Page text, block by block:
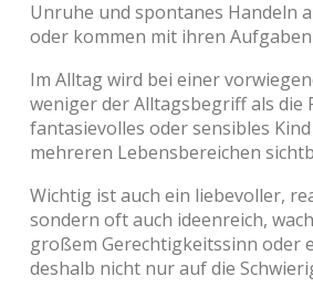
Unruhe und spontanes Handeln
oder kommen mit ihren
Im Alltag wird bei einer
weniger der Alltagsbegriff als die
fantasievolles oder sensibles
mehreren Lebensbereichen
Wichtig ist auch ein liebevoller,
sondern oft auch ideenreich,
großem Gerechtigkeitssinn oder
deshalb nicht nur auf die